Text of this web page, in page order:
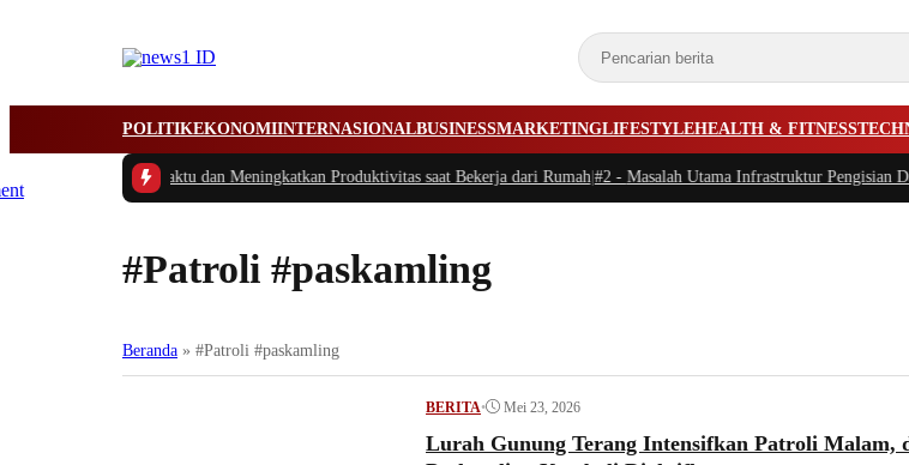
POLITIKEKONOMIINTERNASIONALBUSINESSMARKETINGLIFESTYLEHEALTH & FITNESS
Cerdas Mengatur Waktu dan Meningkatkan Produktivitas saat Bekerja dari Rumah|#2 - Masalah Utama Infrastruktur Pengisian
#Patroli #paskamling
Beranda » #Patroli #paskamling
BERITA• Mei 23, 2026
Lurah Gunung Terang Intensifkan Patroli Malam,